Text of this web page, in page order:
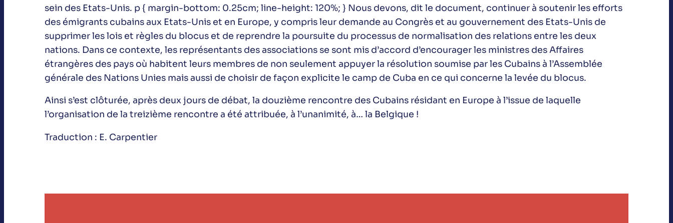
sein des Etats-Unis. p { margin-bottom: 0.25cm; line-height: 120%; } Nous devons, dit le document, continuer à soutenir les efforts
des émigrants cubains aux Etats-Unis et en Europe, y compris leur demande au Congrès et au gouvernement des Etats-Unis de
supprimer les lois et règles du blocus et de reprendre la poursuite du processus de normalisation des relations entre les deux
nations. Dans ce contexte, les représentants des associations se sont mis d’accord d’encourager les ministres des Affaires
étrangères des pays où habitent leurs membres de non seulement appuyer la résolution soumise par les Cubains à l’Assemblée
générale des Nations Unies mais aussi de choisir de façon explicite le camp de Cuba en ce qui concerne la levée du blocus.
Ainsi s’est clôturée, après deux jours de débat, la douzième rencontre des Cubains résidant en Europe à l’issue de laquelle
l’organisation de la treizième rencontre a été attribuée, à l’unanimité, à… la Belgique !
Traduction : E. Carpentier